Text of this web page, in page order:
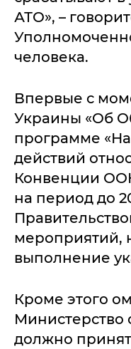
АТО», –
человека.
Впервые с
Украины «Об
программе
действий
Конвенции
на период до
мероприятий,
выполнение
Кроме этого
Министерство
должно